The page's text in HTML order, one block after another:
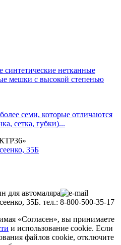
нетканные
мешки с высокой степенью
семи, которые отличаются
сетка, губки)...
35Б
для автомаляра
35Б. тел.: 8-800-500-35-17
«Согласен», вы принимаете
и использование cookie. Если
файлов cookie, отключите